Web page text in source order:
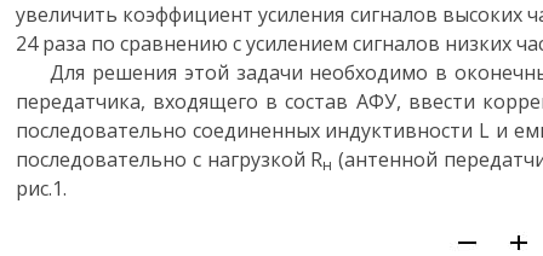
увеличить коэффициент усиления сигналов высоких
24 раза по сравнению с усилением сигналов низких
Для решения этой задачи необходимо в
передатчика, входящего в состав АФУ, ввести
последовательно соединенных индуктивности L и
последовательно с нагрузкой Rн (антенной
рис.1.